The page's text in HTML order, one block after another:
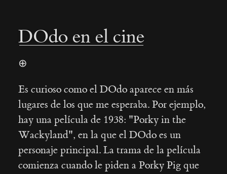
DOdo en el cine
⊕
Es curioso como el DOdo aparece en más
lugares de los que me esperaba. Por ejemplo,
hay una película de 1938: "Porky in the
Wackyland", en la que el DOdo es un
personaje principal. La trama de la película
comienza cuando le piden a Porky Pig que